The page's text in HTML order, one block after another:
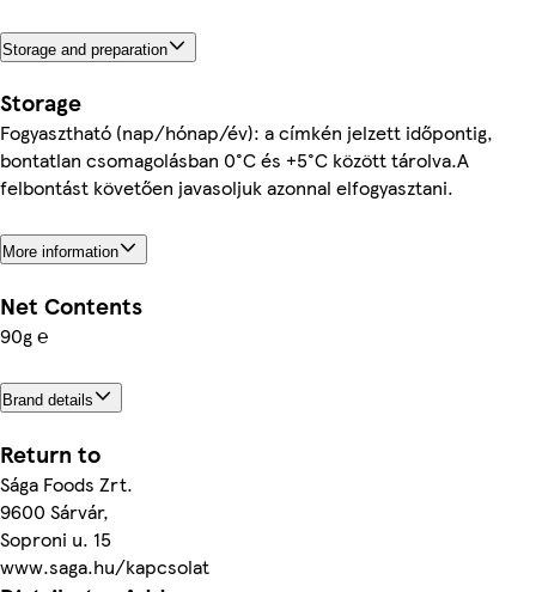
Storage and preparation
Storage
Fogyasztható (nap/hónap/év): a címkén jelzett időpontig,
bontatlan csomagolásban 0°C és +5°C között tárolva.A
felbontást követően javasoljuk azonnal elfogyasztani.
More information
Net Contents
90g ℮
Brand details
Return to
Sága Foods Zrt.
9600 Sárvár,
Soproni u. 15
www.saga.hu/kapcsolat